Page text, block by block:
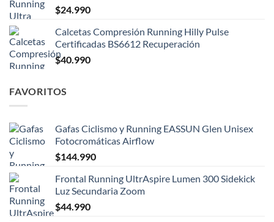
$24.990
Calcetas Compresión Running Hilly Pulse
Certificadas BS6612 Recuperación
$40.990
FAVORITOS
Gafas Ciclismo y Running EASSUN Glen Unisex
Fotocromáticas Airflow
$144.990
Frontal Running UltrAspire Lumen 300 Sidekick
Luz Secundaria Zoom
$44.990